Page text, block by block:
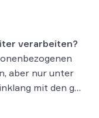
verarbeiten?
aber nur unter
mit den g…